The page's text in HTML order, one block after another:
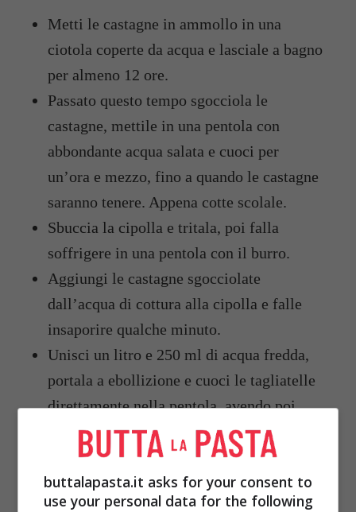
Metti le castagne in ammollo in una
ciotola coperte da acqua e lasciale a bagno
per almeno 12 ore.
Passato questo tempo sgocciola le
castagne, mettile in una pentola con
abbondante acqua salata e cuoci per
un’ora e mezzo, fino a quando le castagne
saranno tenere. Appena cotte scolale.
Sbuccia la cipolla e tritala, poi falla
soffrigere in una pentola con il burro.
Aggiungi le castagne sgocciolate
dall’acqua di cottura alla cipolla e falle
insaporire qualche minuto.
Unisci un litro e 250 ml di acqua fredda,
portala a ebollizione e cuoci le tagliatelle
direttamente nella pentola, avendo poi
cura di servire la minestra di tagliatelle e
castagne ben calda.
buttalapasta.it asks for your consent to
use your personal data for the following